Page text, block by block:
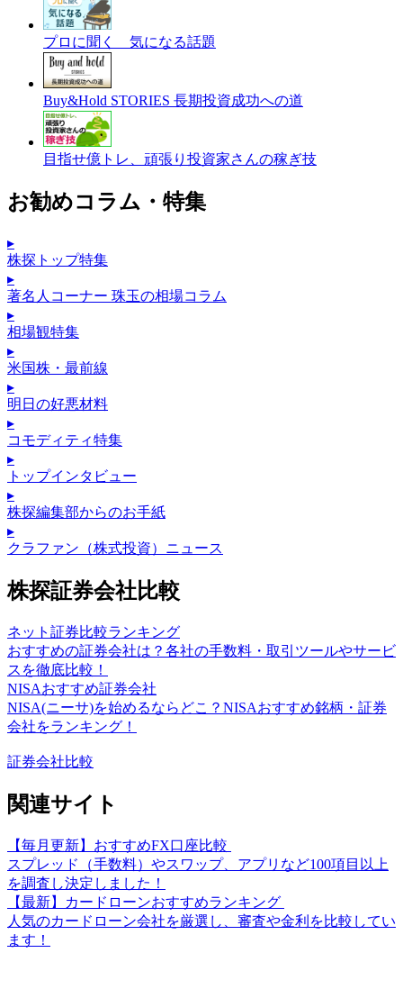
プロに聞く 気になる話題
Buy&Hold STORIES 長期投資成功への道
目指せ億トレ、頑張り投資家さんの稼ぎ技
お勧めコラム・特集
▸
株探トップ特集
▸
著名人コーナー 珠玉の相場コラム
▸
相場観特集
▸
米国株・最前線
▸
明日の好悪材料
▸
コモディティ特集
▸
トップインタビュー
▸
株探編集部からのお手紙
▸
クラファン（株式投資）ニュース
株探証券会社比較
ネット証券比較ランキング
おすすめの証券会社は？各社の手数料・取引ツールやサービ
スを徹底比較！
NISAおすすめ証券会社
NISA(ニーサ)を始めるならどこ？NISAおすすめ銘柄・証券
会社をランキング！
証券会社比較
関連サイト
【毎月更新】おすすめFX口座比較
スプレッド（手数料）やスワップ、アプリなど100項目以上
を調査し決定しました！
【最新】カードローンおすすめランキング
人気のカードローン会社を厳選し、審査や金利を比較してい
ます！